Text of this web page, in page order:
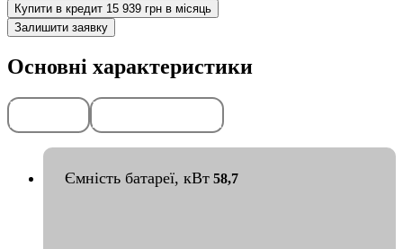
Купити в кредит 15 939 грн в місяць
Залишити заявку
Основні характеристики
Передоплата
50%
Гарантія
2
тис. км
Ємність батареї, кВт 58,7